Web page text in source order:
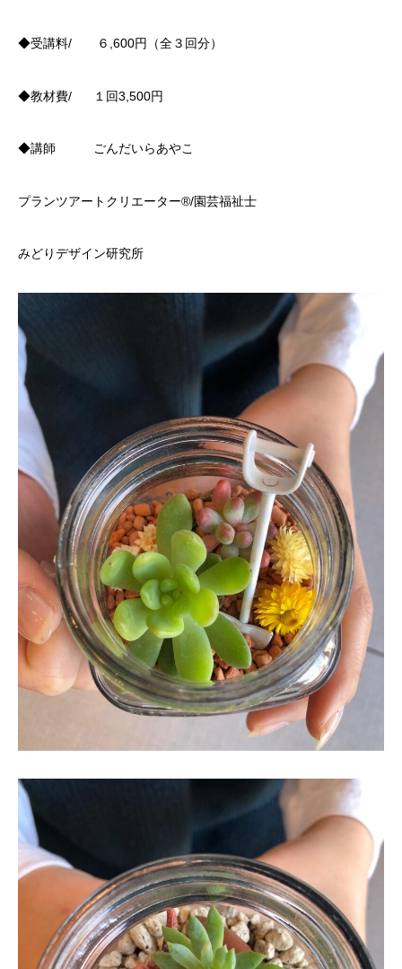
◆受講料/ ６,600円（全３回分）
◆教材費/ １回3,500円
◆講師 ごんだいらあやこ
プランツアートクリエーター®/園芸福祉士
みどりデザイン研究所